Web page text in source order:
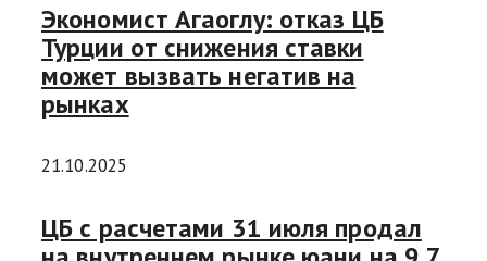
Экономист Агаоглу: отказ ЦБ
Турции от снижения ставки
может вызвать негатив на
рынках
21.10.2025
ЦБ с расчетами 31 июля продал